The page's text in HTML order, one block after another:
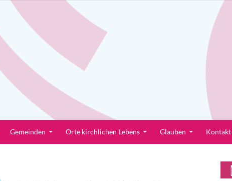
Gemeinden Orte kirchlichen Lebens Glauben Kontakt